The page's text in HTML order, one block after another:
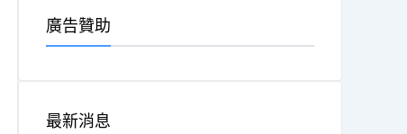
廣告贊助
最新消息